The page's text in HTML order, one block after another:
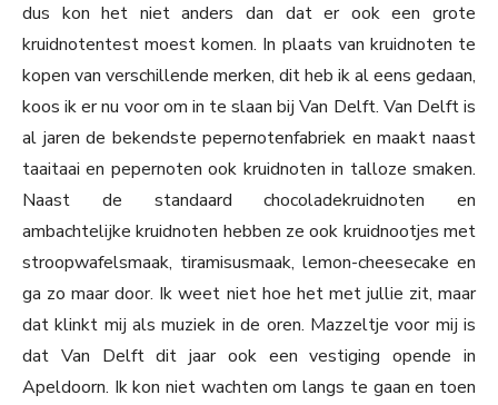
dus kon het niet anders dan dat er ook een grote
kruidnotentest moest komen. In plaats van kruidnoten te
kopen van verschillende merken, dit heb ik al eens gedaan,
koos ik er nu voor om in te slaan bij Van Delft. Van Delft is
al jaren de bekendste pepernotenfabriek en maakt naast
taaitaai en pepernoten ook kruidnoten in talloze smaken.
Naast de standaard chocoladekruidnoten en
ambachtelijke kruidnoten hebben ze ook kruidnootjes met
stroopwafelsmaak, tiramisusmaak, lemon-cheesecake en
ga zo maar door. Ik weet niet hoe het met jullie zit, maar
dat klinkt mij als muziek in de oren. Mazzeltje voor mij is
dat Van Delft dit jaar ook een vestiging opende in
Apeldoorn. Ik kon niet wachten om langs te gaan en toen